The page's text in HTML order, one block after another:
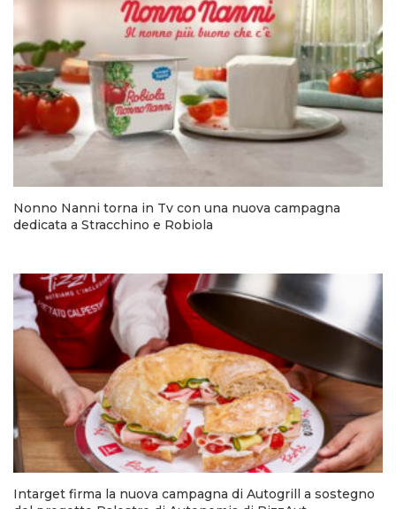
Nonno Nanni torna in Tv con una nuova campagna
dedicata a Stracchino e Robiola
Intarget firma la nuova campagna di Autogrill a sostegno